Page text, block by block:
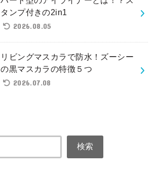
タンプ付きの2in1
2026.08.05
リビングマスカラで防水！ズーシー
の黒マスカラの特徴５つ
2026.07.08
検索